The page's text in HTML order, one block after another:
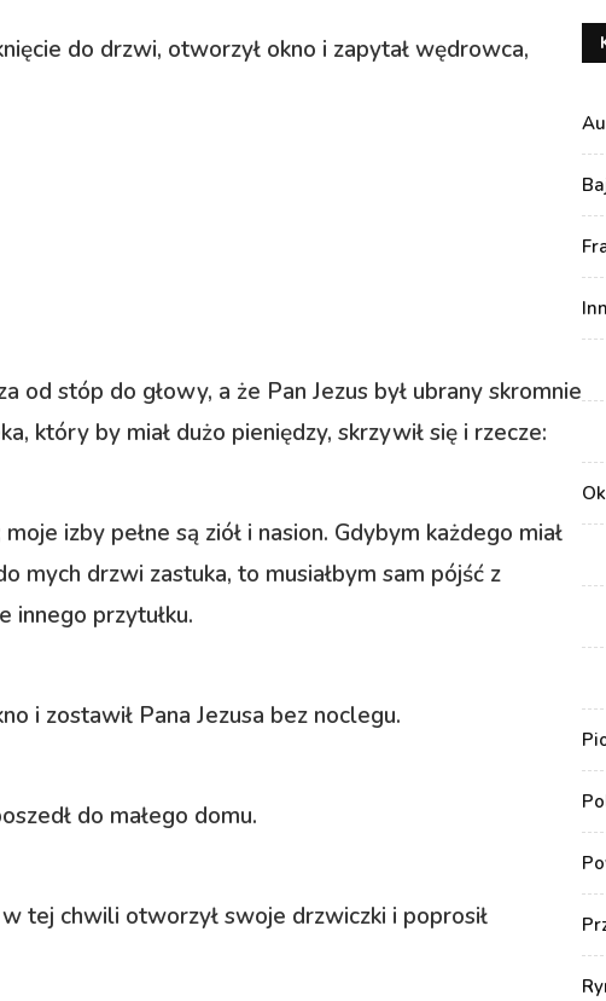
do drzwi, otworzył okno i zapytał wędrowca,
od stóp do głowy, a że Pan Jezus był ubrany skromnie
który by miał dużo pieniędzy, skrzywił się i rzecze:
izby pełne są ziół i nasion. Gdybym każdego miał
mych drzwi zastuka, to musiałbym sam pójść z
innego przytułku.
i zostawił Pana Jezusa bez noclegu.
do małego domu.
tej chwili otworzył swoje drzwiczki i poprosił